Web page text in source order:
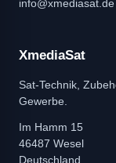
info@xmediasat.de
XmediaSat
Sat-Technik,
Gewerbe.
Im Hamm 15
46487 Wesel
Deutschland